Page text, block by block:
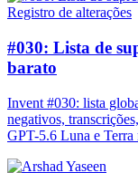
Registro de alterações
#030: Lista de
barato
Invent #030: lista
negativos,
GPT-5.6 Luna e Terra